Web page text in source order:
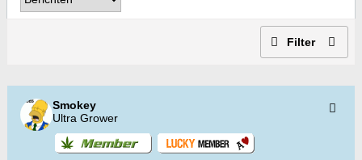
Filter
Smokey
Ultra Grower